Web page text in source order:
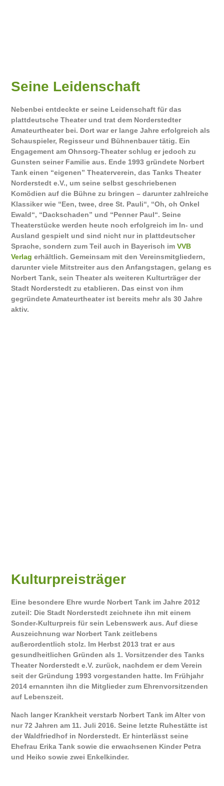
Seine Leidenschaft
Nebenbei entdeckte er seine Leidenschaft für das
plattdeutsche Theater und trat dem Norderstedter
Amateurtheater bei. Dort war er lange Jahre erfolgreich als
Schauspieler, Regisseur und Bühnenbauer tätig. Ein
Engagement amOhnsorg-Theaterschlug er jedoch zu
Gunsten seiner Familie aus. Ende 1993 gründete Norbert
Tank einen “eigenen” Theaterverein, dasTanks Theater
Norderstedt e.V., um seine selbst geschriebenen
Komödien auf die Bühne zu bringen – darunter zahlreiche
Klassiker wie “Een, twee, dree St. Pauli“, “Oh, oh Onkel
Ewald“, “Dackschaden” und “Penner Paul“. Seine
Theaterstücke werden heute noch erfolgreich im In- und
Ausland gespielt und sind nicht nur in plattdeutscher
Sprache, sondern zum Teil auch in Bayerisch imVVB
Verlag erhältlich. Gemeinsam mit den Vereinsmitgliedern,
darunter viele Mitstreiter aus den Anfangstagen, gelang es
Norbert Tank, sein Theater als weiteren Kulturträger der
Stadt Norderstedt zu etablieren. Das einst von ihm
gegründete Amateurtheater ist bereits mehr als 30 Jahre
aktiv.
Kulturpreisträger
Eine besondere Ehre wurde Norbert Tank im Jahre 2012
zuteil: Die Stadt Norderstedt zeichnete ihn mit einem
Sonder-Kulturpreis für sein Lebenswerk aus. Auf diese
Auszeichnung war Norbert Tank zeitlebens
außerordentlich stolz. Im Herbst 2013 trat er aus
gesundheitlichen Gründen als 1. Vorsitzender des Tanks
Theater Norderstedt e.V. zurück, nachdem er dem Verein
seit der Gründung 1993 vorgestanden hatte. Im Frühjahr
2014 ernannten ihn die Mitglieder zum Ehrenvorsitzenden
auf Lebenszeit.
Nach langer Krankheit verstarb Norbert Tank im Alter von
nur 72 Jahren am 11. Juli 2016. Seine letzte Ruhestätte ist
der Waldfriedhof in Norderstedt. Er hinterlässt seine
Ehefrau Erika Tank sowie die erwachsenen Kinder Petra
und Heiko sowie zwei Enkelkinder.